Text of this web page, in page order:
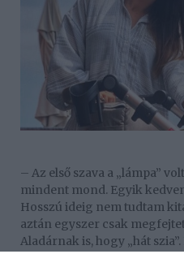
– Az első szava a „lámpa”
mindent mond. Egyik
Hosszú ideig nem tudtam
aztán egyszer csak
Aladárnak is, hogy „hát